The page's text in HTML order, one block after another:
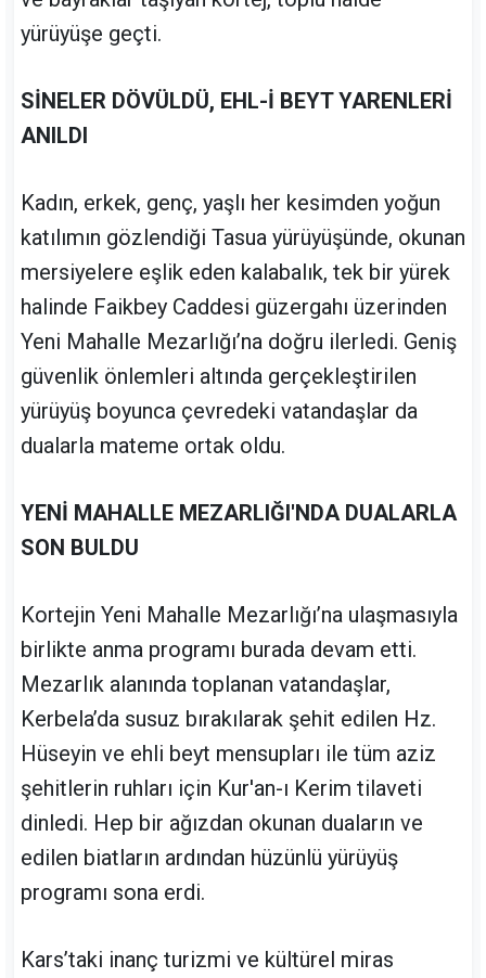
yürüyüşe geçti.
SİNELER DÖVÜLDÜ, EHL-İ BEYT YARENLERİ
ANILDI
Kadın, erkek, genç, yaşlı her kesimden yoğun
katılımın gözlendiği Tasua yürüyüşünde, okunan
mersiyelere eşlik eden kalabalık, tek bir yürek
halinde Faikbey Caddesi güzergahı üzerinden
Yeni Mahalle Mezarlığı’na doğru ilerledi. Geniş
güvenlik önlemleri altında gerçekleştirilen
yürüyüş boyunca çevredeki vatandaşlar da
dualarla mateme ortak oldu.
YENİ MAHALLE MEZARLIĞI'NDA DUALARLA
SON BULDU
Kortejin Yeni Mahalle Mezarlığı’na ulaşmasıyla
birlikte anma programı burada devam etti.
Mezarlık alanında toplanan vatandaşlar,
Kerbela’da susuz bırakılarak şehit edilen Hz.
Hüseyin ve ehli beyt mensupları ile tüm aziz
şehitlerin ruhları için Kur'an-ı Kerim tilaveti
dinledi. Hep bir ağızdan okunan duaların ve
edilen biatların ardından hüzünlü yürüyüş
programı sona erdi.
Kars’taki inanç turizmi ve kültürel miras